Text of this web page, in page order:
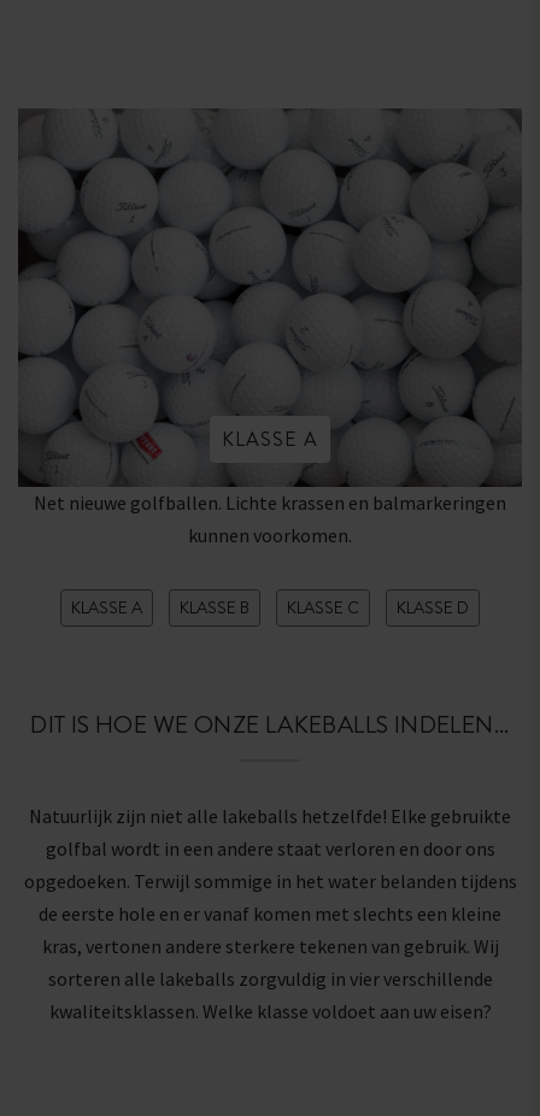
DIT IS HOE WE ONZE LAKEBALLS INDELEN...
Natuurlijk zijn niet alle lakeballs hetzelfde! Elke gebruikte
golfbal wordt in een andere staat verloren en door ons
opgedoeken. Terwijl sommige in het water belanden tijdens
de eerste hole en er vanaf komen met slechts een kleine
kras, vertonen andere sterkere tekenen van gebruik. Wij
sorteren alle lakeballs zorgvuldig in vier verschillende
kwaliteitsklassen. Welke klasse voldoet aan uw eisen?
KLASSE A
Net nieuwe golfballen. Lichte krassen en balmarkeringen
kunnen voorkomen.
KLASSE A KLASSE B KLASSE C KLASSE D